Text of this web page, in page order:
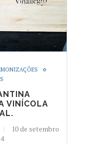
VINÍCOLA
10 de setembro